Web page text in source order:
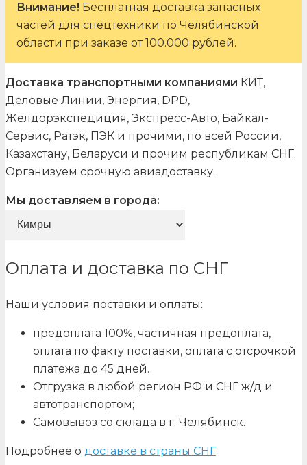
Внимание! Бесплатная доставка запасных
частей для спецтехники по Челябинской
области при заказе от 100.000 рублей.
Доставка транспортными компаниями КИТ,
Деловые Линии, Энергия, DPD,
Желдорэкспедиция, Экспресс-Авто, Байкал-
Сервис, Ратэк, ПЭК и прочими, по всей России,
Казахстану, Беларуси и прочим республикам СНГ.
Организуем срочную авиадоставку.
Мы доставляем в города:
Оплата и доставка по СНГ
Наши условия поставки и оплаты:
предоплата 100%, частичная предоплата,
оплата по факту поставки, оплата с отсрочкой
платежа до 45 дней.
Отгрузка в любой регион РФ и СНГ ж/д и
автотранспортом;
Самовывоз со склада в г. Челябинск.
Подробнее о доставке в страны СНГ